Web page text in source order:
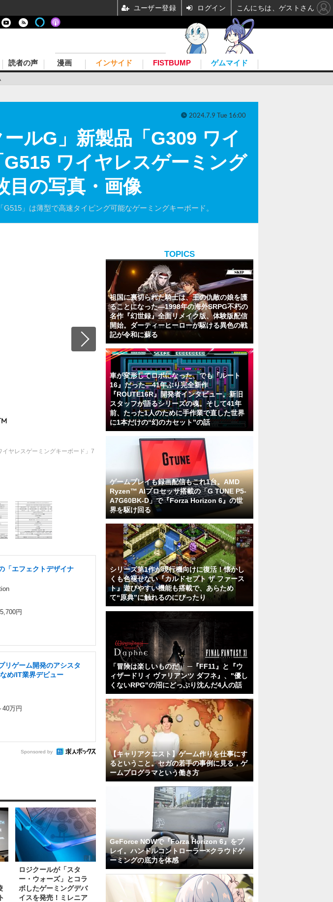
読者の声 漫画 インサイド FISTBUMP ゲムマイド
ルG」新製品「G309 ワイ
ワイヤレスゲーミング
目の写真・画像
」は薄型で高速タイピング可能なゲーミングキーボード。
2024.7.9 Tue 16:00
ヤレスゲーミングキーボード」7
「エフェクトデザイナ
円
リゲーム開発のアシスタ
め/IT業界デビュー
40万円
Sponsored by
ロジクールが「スタ
ー・ウォーズ」とコラ
ボしたゲーミングデバ
イスを発売！ミレニア
TOPICS
祖国に裏切られた騎士は、王の仇敵の娘を護
ることになった―1998年の海外SRPG不朽の
名作『幻世録』全面リメイク版、体験版配信
開始。ダーティーヒーローが駆ける異色の戦
記が令和に蘇る
車が変形してロボになった、でも『ルート
16』だった―41年ぶり完全新作
『ROUTE16R』開発者インタビュー。新旧
スタッフが語るシリーズの魂。そして41年
前、たった1人のために手作業で直した世界
に1本だけの“幻のカセット”の話
ゲームプレイも録画配信もこれ1台。AMD
Ryzen™ AIプロセッサ搭載の「G TUNE P5-
A7G60BK-D」で『Forza Horizon 6』の世
界を駆け回る
シリーズ第1作が現行機向けに復活！懐かし
くも色褪せない『カルドセプト ザ ファース
ト』遊びやすい機能も搭載で、あらため
て“原典”に触れるのにぴったり
「冒険は楽しいものだ」 ─『FF11』と『ウ
ィザードリィ ヴァリアンツ ダフネ』、"優し
くないRPG"の沼にどっぷり沈んだ4人の話
【キャリアクエスト】ゲーム作りを仕事にす
るということ。セガの若手の事例に見る，ゲ
ームプログラマという働き方
GeForce NOWで『Forza Horizon 6』をプ
レイ。ハンドルコントローラー×クラウドゲ
ーミングの底力を体感
ユーザー登録 ログイン こんにちは、ゲストさん